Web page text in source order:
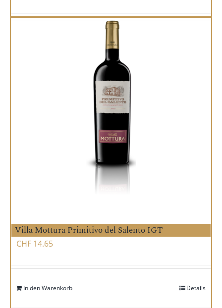
Villa Mottura Primitivo del Salento IGT
CHF 14.65
In den Warenkorb Details